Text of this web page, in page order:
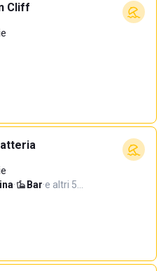
Cliff
· Bar·e altri 5…